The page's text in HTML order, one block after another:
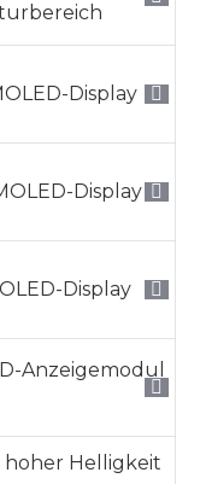
Display
Display
Display
Anzeigemodul
hoher Helligkeit